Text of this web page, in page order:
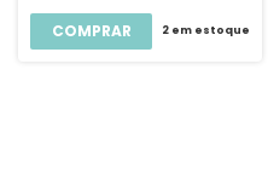
COMPRAR 2em estoque